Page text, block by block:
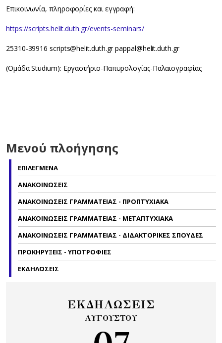
Επικοινωνία, πληροφορίες και εγγραφή:
https://scripts.helit.duth.gr/events-seminars/
25310-39916 scripts@helit.duth.gr pappal@helit.duth.gr
(Ομάδα Studium): Εργαστήριο-Παπυρολογίας-Παλαιογραφίας
Μενού πλοήγησης
ΕΠΙΛΕΓΜΕΝΑ
ΑΝΑΚΟΙΝΩΣΕΙΣ
ΑΝΑΚΟΙΝΩΣΕΙΣ ΓΡΑΜΜΑΤΕΙΑΣ - ΠΡΟΠΤΥΧΙΑΚΑ
ΑΝΑΚΟΙΝΩΣΕΙΣ ΓΡΑΜΜΑΤΕΙΑΣ - ΜΕΤΑΠΤΥΧΙΑΚΑ
ΑΝΑΚΟΙΝΩΣΕΙΣ ΓΡΑΜΜΑΤΕΙΑΣ - ΔΙΔΑΚΤΟΡΙΚΕΣ ΣΠΟΥΔΕΣ
ΠΡΟΚΗΡΥΞΕΙΣ - ΥΠΟΤΡΟΦΙΕΣ
ΕΚΔΗΛΩΣΕΙΣ
ΕΚΔΗΛΩΣΕΙΣ
ΑΥΓΟΥΣΤΟΥ